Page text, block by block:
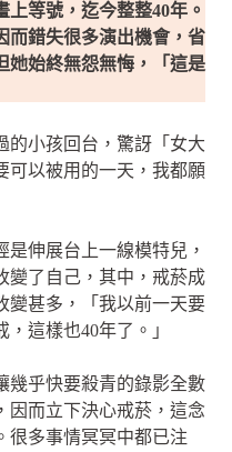
等號，迄今整整40年。
而錯失很多演出機會，省
她始終無怨無悔，「這是
的小孩回台，驚訝「女大
可以被用的一天，我都願
伸展台上一線模特兒，
變了自己，其中，戒菸成
變甚多，「我以前一天要
這樣也40年了。」
幾乎快要殺青的錄影全數
因而立下決心戒菸，這念
很多事情冥冥中都已注